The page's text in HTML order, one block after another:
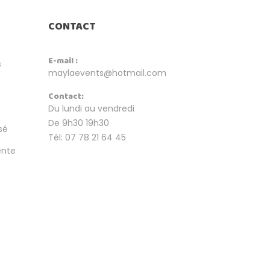
CONTACT
E-mail :
maylaevents@hotmail.com
Contact:
Du lundi au vendredi
De 9h30 19h30
Tél: 07 78 21 64 45